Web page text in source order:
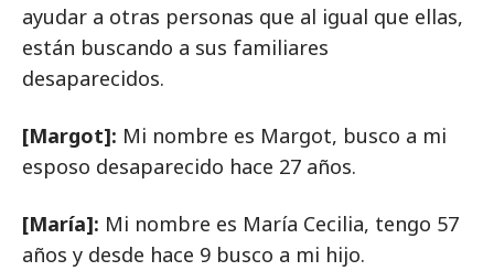
ayudar a otras personas que al igual que ellas,
están buscando a sus familiares
desaparecidos.
[Margot]: Mi nombre es Margot, busco a mi
esposo desaparecido hace 27 años.
[María]: Mi nombre es María Cecilia, tengo 57
años y desde hace 9 busco a mi hijo.